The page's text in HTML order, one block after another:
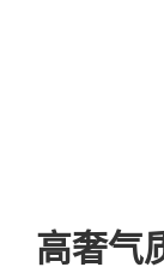
高奢气